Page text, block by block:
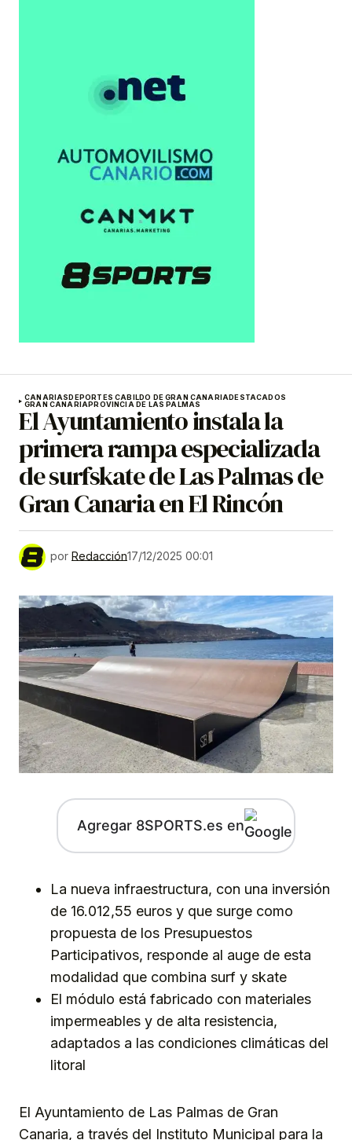
CANARIASDEPORTES CABILDO DE GRAN CANARIADESTACADOS
GRAN CANARIAPROVINCIA DE LAS PALMAS
El Ayuntamiento instala la
primera rampa especializada
de surfskate de Las Palmas de
Gran Canaria en El Rincón
por Redacción17/12/2025 00:01
Agregar 8SPORTS.es en
La nueva infraestructura, con una inversión
de 16.012,55 euros y que surge como
propuesta de los Presupuestos
Participativos, responde al auge de esta
modalidad que combina surf y skate
El módulo está fabricado con materiales
impermeables y de alta resistencia,
adaptados a las condiciones climáticas del
litoral
El Ayuntamiento de Las Palmas de Gran
Canaria, a través del Instituto Municipal para la